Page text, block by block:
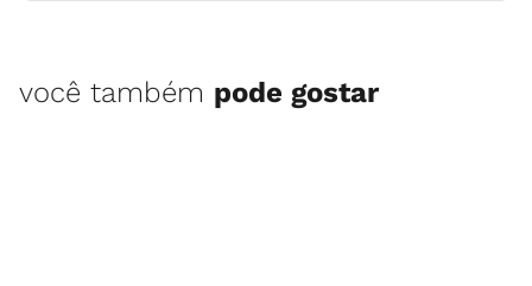
você também pode gostar